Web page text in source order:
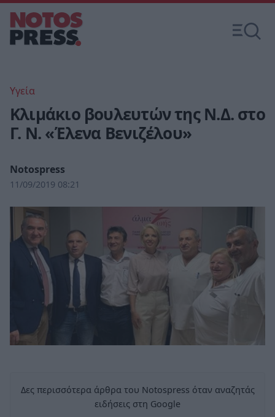
Υγεία
Κλιμάκιο βουλευτών της Ν.Δ. στο
Γ. Ν. «Έλενα Βενιζέλου»
Notospress
11/09/2019 08:21
Δες περισσότερα άρθρα του Notospress όταν αναζητάς
ειδήσεις στη Google